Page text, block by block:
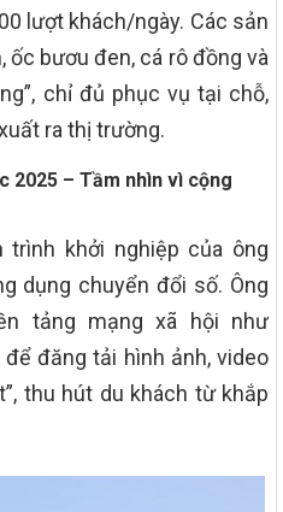
lượt khách/ngày. Các sản
ốc bươu đen, cá rô đồng và
chỉ đủ phục vụ tại chỗ,
ra thị trường.
2025 – Tầm nhìn vì cộng
khởi nghiệp của ông
dụng chuyển đổi số. Ông
tảng mạng xã hội như
để đăng tải hình ảnh, video
thu hút du khách từ khắp